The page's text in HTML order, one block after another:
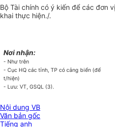
Bộ Tài chính có ý kiến để các đơn
khai thực hiện./.
Nơi nhận:
- Như trên
- Cục HQ các tỉnh, TP có cảng biển (để
t/hiện)
- Lưu: VT, GSQL (3).
Nội dung VB
Văn bản gốc
Tiếng anh